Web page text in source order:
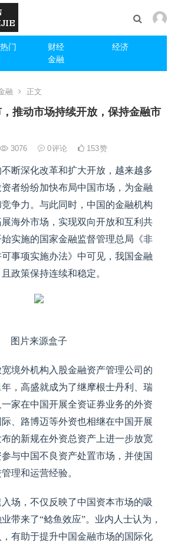
门 财经
经济
金融
融 正文
推动市场持续开放，保持金融市
3076 0评论 153赞
断深化改革和扩大开放，越来越多
者纷纷加快布局中国市场，为金融
争力。与此同时，中国的金融机构
海外市场，实现双向开放和互利共
始实施的国家金融监督管理总局《非
事项实施办法》中可见，我国金融
政策保持连续和稳定。
图片来源盒子
境外机构入股金融资产管理公司的
，高盛就成为了继摩根士丹利、瑞
家在中国开展全资证券业务的外资
、路博迈等外资也相继在中国开展
的新规在外资总资产上进一步放宽
与中国不良资产处置市场，并使国
理和运营经验。
场，不仅反映了中国资本市场的吸
带来了“鲶鱼效应”。业内人士认为，
有助于提升中国金融市场的国际化